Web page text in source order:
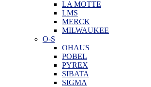
LA MOTTE
LMS
MERCK
MILWAUKEE
O-S
OHAUS
POBEL
PYREX
SIBATA
SIGMA